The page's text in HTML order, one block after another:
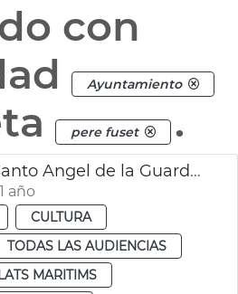
con
Ayuntamiento
pere fuset .
València CEIP Santo Angel de la Guarda y CEIP San José de Calasanz
año
CULTURA
TODAS LAS AUDIENCIAS
MARITIMS